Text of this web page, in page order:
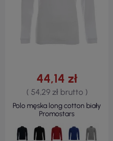
44,14 zł
( 54,29 zł brutto )
Polo męska long cotton biały
Promostars